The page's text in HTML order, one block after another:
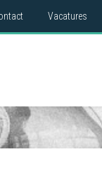
Vacatures